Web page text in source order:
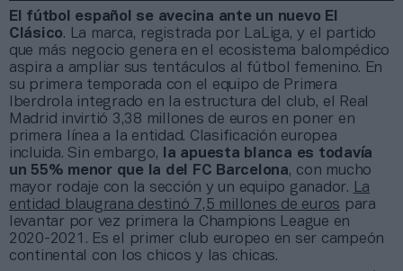
El fútbol español se avecina ante un nuevo El
Clásico. La marca, registrada por LaLiga, y el partido
que más negocio genera en el ecosistema balompédico
aspira a ampliar sus tentáculos al fútbol femenino. En
su primera temporada con el equipo de Primera
Iberdrola integrado en la estructura del club, el Real
Madrid invirtió 3,38 millones de euros en poner en
primera línea a la entidad. Clasificación europea
incluida. Sin embargo,
la apuesta blanca es todavía
un 55% menor que la del FC Barcelona, con mucho
mayor rodaje con la sección y un equipo ganador.
La
entidad blaugrana destinó 7,5 millones de euros para
levantar por vez primera la Champions League en
2020-2021. Es el primer club europeo en ser campeón
continental con los chicos y las chicas.